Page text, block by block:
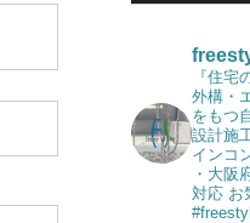
『住宅
外構・
をもつ
設計施
インコ
・大阪
対応 お